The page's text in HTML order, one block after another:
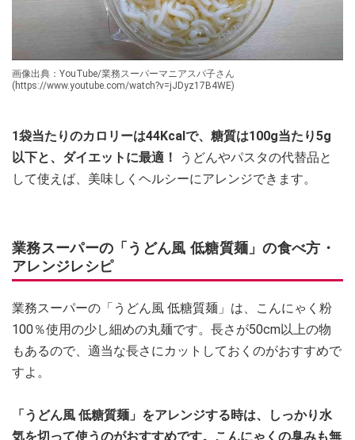
画像出典：YouTube/業務スーパーマニアスパ子さん
(https://www.youtube.com/watch?v=jJDyz17B4WE)
1袋当たりのカロリーは44Kcalで、糖質は100g当たり5g
以下と、ダイエットに最適！
うどんやパスタの代替品と
して使えば、美味しくヘルシーにアレンジできます。
業務スーパーの「うどん風 低糖質麺」の食べ方・
アレンジレシピ
業務スーパーの「うどん風 低糖質麺」は、こんにゃく粉
100％使用の少し細めの丸麺です。長さが50cm以上の物
もあるので、適当な長さにカットしておくのがおすすめで
すよ。
「うどん風 低糖質麺」をアレンジする時は、しっかり水
気を切って使うのがおすすめです。こんにゃくの臭みも無